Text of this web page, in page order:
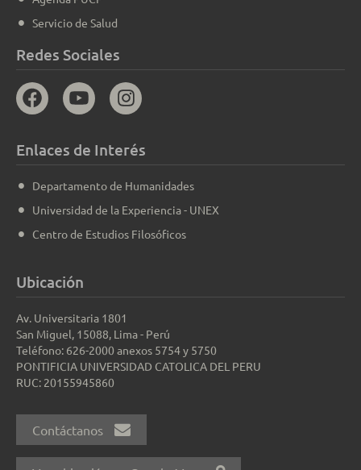
Servicio de Salud
Redes Sociales
Enlaces de Interés
Departamento de Humanidades
Universidad de la Experiencia - UNEX
Centro de Estudios Filosóficos
Ubicación
Av. Universitaria 1801
San Miguel, 15088, Lima - Perú
Teléfono: 626-2000 anexos 5754 y 5750
PONTIFICIA UNIVERSIDAD CATOLICA DEL PERU
RUC: 20155945860
Contáctanos